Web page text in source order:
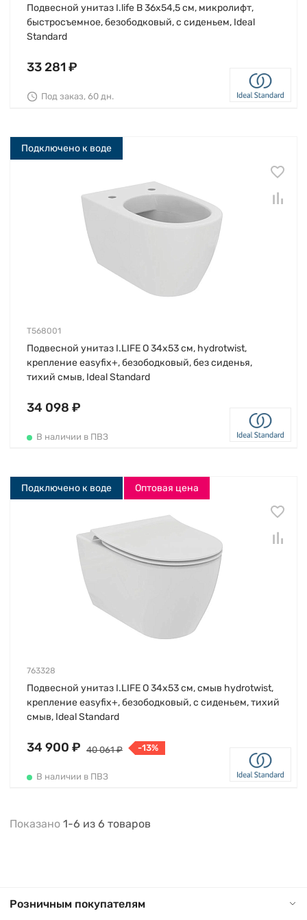
Подвесной унитаз I.life B 36х54,5 см, микролифт,
быстросъемное, безободковый, с сиденьем, Ideal
Standard
33 281 ₽
Под заказ, 60 дн.
Подключено к воде
T568001
Подвесной унитаз I.LIFE O 34х53 см, hydrotwist,
крепление easyfix+, безободковый, без сиденья,
тихий смыв, Ideal Standard
34 098 ₽
В наличии в ПВЗ
Подключено к воде Оптовая цена
763328
Подвесной унитаз I.LIFE O 34х53 см, смыв hydrotwist,
крепление easyfix+, безободковый, с сиденьем, тихий
смыв, Ideal Standard
34 900 ₽ 40 061 ₽ -13%
В наличии в ПВЗ
Показано 1-6 из 6 товаров
Розничным покупателям